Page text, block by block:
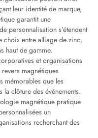
leur identité de marque,
garantit une
personnalisation s’étendent
choix entre alliage de zinc,
haut de gamme.
et organisations
magnétiques
mémorables que les
la clôture des événements.
magnétique pratique
un
recherchant des